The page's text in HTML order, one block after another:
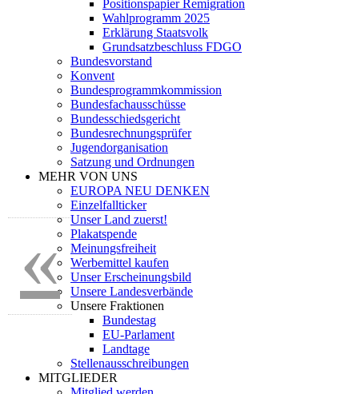
«
Positionspapier Remigration
Wahlprogramm 2025
Erklärung Staatsvolk
Grundsatzbeschluss FDGO
Bundesvorstand
Konvent
Bundesprogrammkommission
Bundesfachausschüsse
Bundesschiedsgericht
Bundesrechnungsprüfer
Jugendorganisation
Satzung und Ordnungen
MEHR VON UNS
EUROPA NEU DENKEN
Einzelfallticker
Unser Land zuerst!
Plakatspende
Meinungsfreiheit
Werbemittel kaufen
Unser Erscheinungsbild
Unsere Landesverbände
Unsere Fraktionen
Bundestag
EU-Parlament
Landtage
Stellenausschreibungen
MITGLIEDER